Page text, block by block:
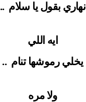
نهاري بقول يا سلام ..
ايه اللي
يخلي رموشها تنام ..
ولا مره